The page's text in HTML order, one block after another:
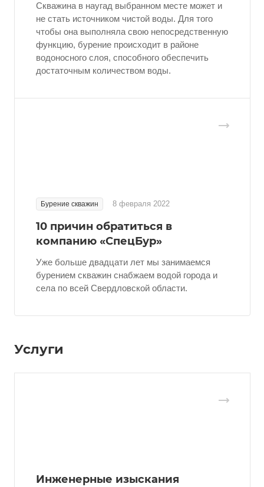
Скважина в наугад выбранном месте может и
не стать источником чистой воды. Для того
чтобы она выполняла свою непосредственную
функцию, бурение происходит в районе
водоносного слоя, способного обеспечить
достаточным количеством воды.
Бурение скважин 8 февраля 2022
10 причин обратиться в
компанию «СпецБур»
Уже больше двадцати лет мы занимаемся
бурением скважин снабжаем водой города и
села по всей Свердловской области.
Услуги
Инженерные изыскания